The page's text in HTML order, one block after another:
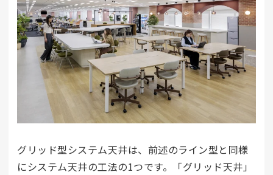
グリッド型システム天井は、前述のライン型と同様
にシステム天井の工法の1つです。「グリッド天井」